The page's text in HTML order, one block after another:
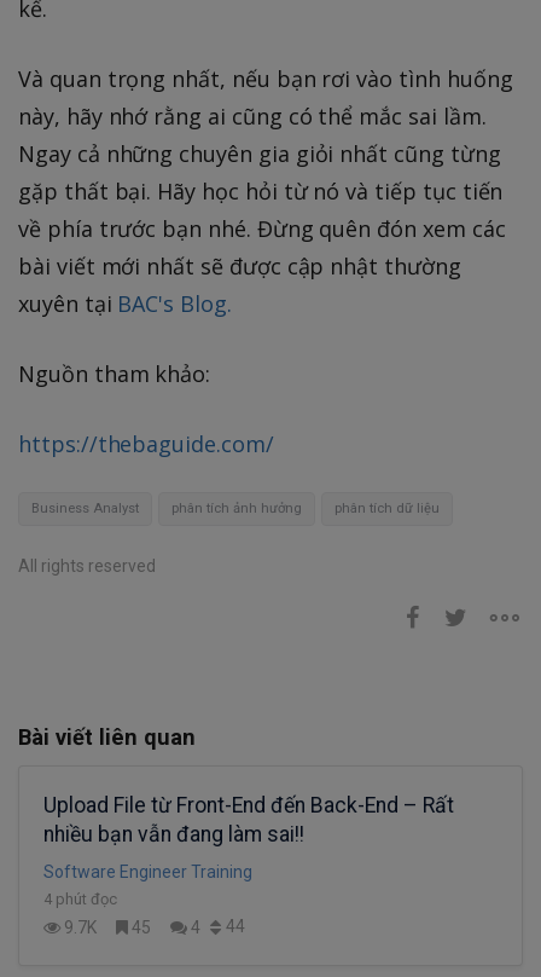
kể.
Và quan trọng nhất, nếu bạn rơi vào tình huống
này, hãy nhớ rằng ai cũng có thể mắc sai lầm.
Ngay cả những chuyên gia giỏi nhất cũng từng
gặp thất bại. Hãy học hỏi từ nó và tiếp tục tiến
về phía trước bạn nhé. Đừng quên đón xem các
bài viết mới nhất sẽ được cập nhật thường
xuyên tại BAC's Blog.
Nguồn tham khảo:
https://thebaguide.com/
Business Analyst phân tích ảnh hưởng phân tích dữ liệu
All rights reserved
Bài viết liên quan
Upload File từ Front-End đến Back-End – Rất
nhiều bạn vẫn đang làm sai!!
Software Engineer Training
4 phút đọc
9.7K 45 4 44